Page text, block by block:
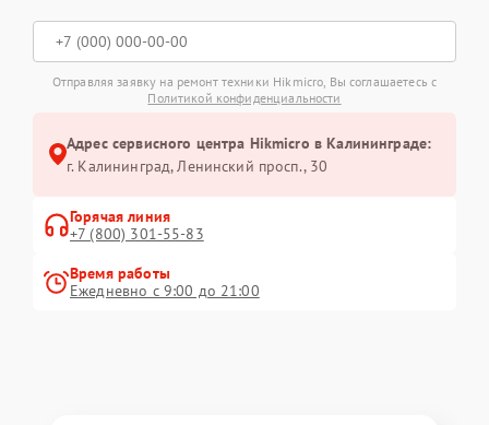
Отправляя заявку на ремонт техники Hikmicro, Вы соглашаетесь с
Политикой конфиденциальности
Адрес сервисного центра Hikmicro в Калининграде:
г. Калининград, Ленинский просп., 30
Горячая линия
+7 (800) 301-55-83
Время работы
Ежедневно с 9:00 до 21:00